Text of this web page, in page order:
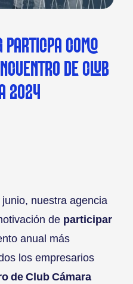
PARTICIPA COMO
DE CLUB
2024
nuestra agencia
de participar
anual más
los empresarios
de Club Cámara